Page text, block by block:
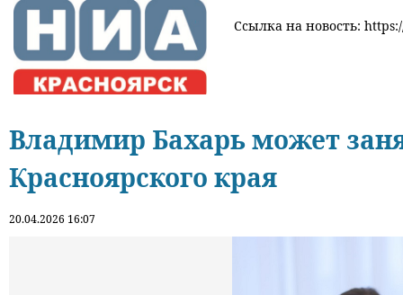
Ссылка на новость:
Владимир Бахарь может
Красноярского края
20.04.2026 16:07